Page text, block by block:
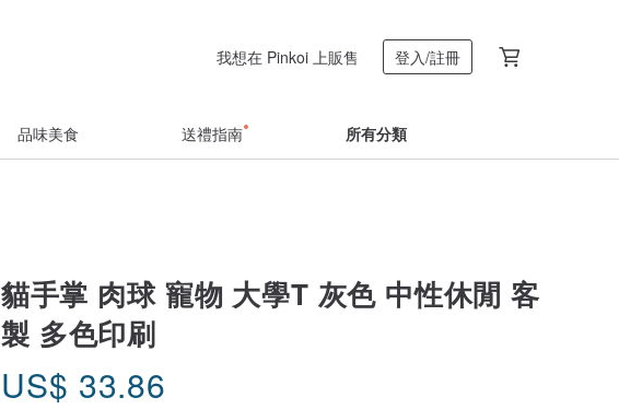
我想在 Pinkoi 上販售 登入/註冊
品味美食 送禮指南 所有分類
貓手掌 肉球 寵物 大學T 灰色 中性休閒 客
製 多色印刷
US$ 33.86